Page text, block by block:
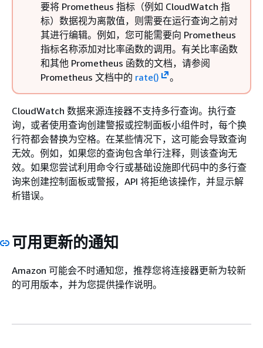
要将 Prometheus 指标（例如 CloudWatch 指
标）数据视为离散值，则需要在运行查询之前对
其进行编辑。例如，您可能需要向 Prometheus
指标名称添加对比率函数的调用。有关比率函数
和其他 Prometheus 函数的文档，请参阅
Prometheus 文档中的 rate() 。
CloudWatch 数据来源连接器不支持多行查询。执行查
询，或者使用查询创建警报或控制面板小组件时，每个换
行符都会替换为空格。在某些情况下，这可能会导致查询
无效。例如，如果您的查询包含单行注释，则该查询无
效。如果您尝试利用命令行或基础设施即代码中的多行查
询来创建控制面板或警报，API 将拒绝该操作，并显示解
析错误。
可用更新的通知
Amazon 可能会不时通知您，推荐您将连接器更新为较新
的可用版本，并为您提供操作说明。